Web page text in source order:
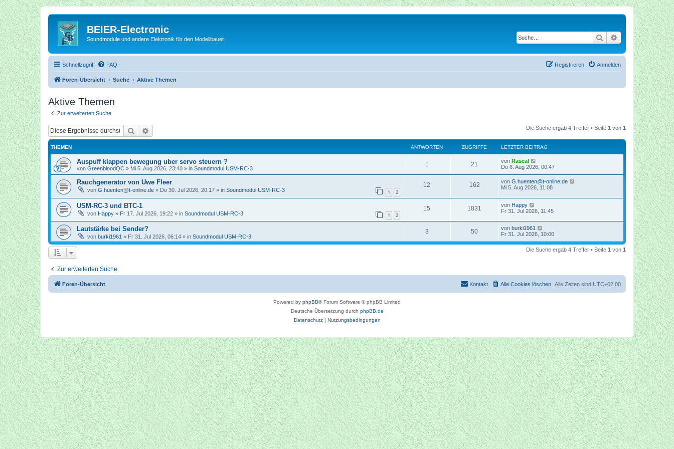
BEIER-Electronic
Soundmodule und andere Elektronik für den Modellbauer Suche Erweiterte Suche
Schnellzugriff FAQ Anmelden
Registrieren
Foren-Übersicht Suche Aktive Themen
Aktive Themen
Zur erweiterten Suche
Suche Die Suche ergab 4 Treffer • Seite 1 von 1
THEMEN ANTWORTEN ZUGRIFFE LETZTER BEITRAG
Auspuff klappen bewegung uber servo steuern ?
von GreenbloodQC » Mi 5. Aug 2026, 23:40 » in Soundmodul USM-RC-3
1 21 von Rascal
Do 6. Aug 2026, 00:47
Rauchgenerator von Uwe Fleer
von G.huenten@t-online.de » Do 30. Jul 2026, 20:17 » in Soundmodul USM-RC-3 1 2
12 162 von G.huenten@t-online.de
Mi 5. Aug 2026, 11:08
USM-RC-3 und BTC-1
von Happy » Fr 17. Jul 2026, 19:22 » in Soundmodul USM-RC-3 1 2
15 1831 von Happy
Fr 31. Jul 2026, 11:45
Lautstärke bei Sender?
von burki1961 » Fr 31. Jul 2026, 06:14 » in Soundmodul USM-RC-3
3 50 von burki1961
Fr 31. Jul 2026, 10:00
Die Suche ergab 4 Treffer • Seite 1 von 1
Zur erweiterten Suche
Foren-Übersicht Alle Zeiten sind UTC+02:00
Alle Cookies löschen
Kontakt
Powered by phpBB® Forum Software © phpBB Limited
Deutsche Übersetzung durch phpBB.de
Datenschutz| Nutzungsbedingungen